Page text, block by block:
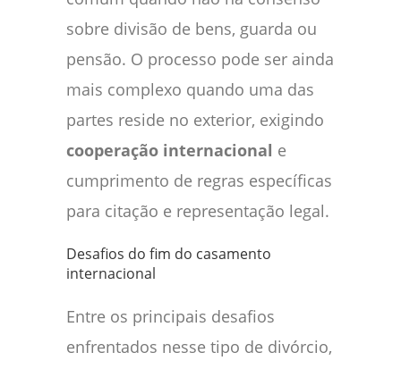
sobre divisão de bens, guarda ou
pensão. O processo pode ser ainda
mais complexo quando uma das
partes reside no exterior, exigindo
cooperação internacional e
cumprimento de regras específicas
para citação e representação legal.
Desafios do fim do casamento
internacional
Entre os principais desafios
enfrentados nesse tipo de divórcio,